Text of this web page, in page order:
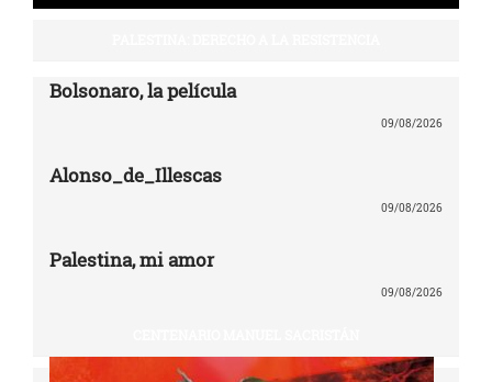
Bolsonaro, la película
09/08/2026
Alonso_de_Illescas
09/08/2026
Palestina, mi amor
09/08/2026